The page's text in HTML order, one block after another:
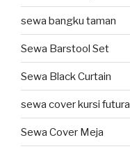
sewa bangku taman
Sewa Barstool Set
Sewa Black Curtain
sewa cover kursi futura
Sewa Cover Meja